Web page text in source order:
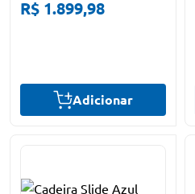
R$ 1.899,98
Adicionar